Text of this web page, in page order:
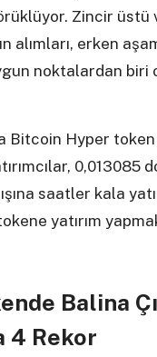
Zincir
alımları, erken
noktalardan biri
Bitcoin Hyper token
0,013085
saatler kala
yatırım
Balina
4 Rekor